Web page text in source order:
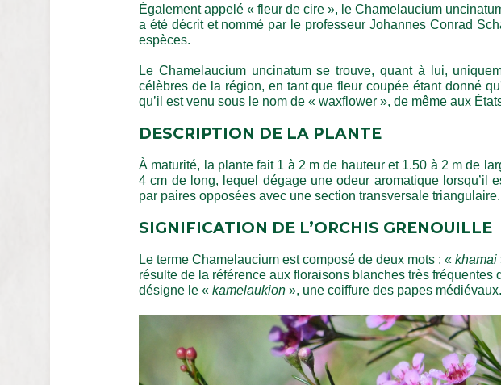
Également appelé« fleur de cire », le Chamelaucium
a été décrit et nommé par le professeur Johannes Conrad
espèces.
Le Chamelaucium uncinatum se trouve, quant à lui,
célèbres de la région, en tant que fleur coupée étant donné
qu’il est venu sous le nom de « waxflower », de même aux
DESCRIPTION DE LA PLANTE
À maturité, la plante fait 1 à 2 m de hauteur et 1.50 à 2 m de
4 cm de long, lequel dégage une odeur aromatique lorsqu’il
par paires opposées avec une section transversale triangulaire.
SIGNIFICATION DE L’ORCHIS GRENOUILLE
Le terme Chamelaucium est composé de deux mots : « khamai
résulte de la référence aux floraisons blanches très
désigne le « kamelaukion », une coiffure des papes médiévaux.